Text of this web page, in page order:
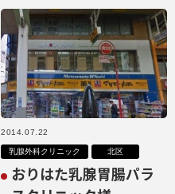
2014.07.22
乳腺外科クリニック 北区
おりはた乳腺胃腸パラ